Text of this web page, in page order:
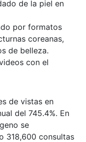
de la piel en
por formatos
coreanas,
de belleza.
con el
de vistas en
del 745.4%. En
se
318,600 consultas